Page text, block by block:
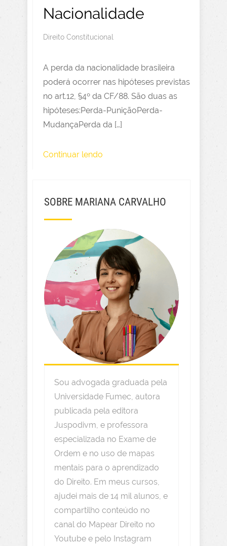
Nacionalidade
Direito Constitucional
A perda da nacionalidade brasileira
poderá ocorrer nas hipóteses previstas
no art.12, §4º da CF/88. São duas as
hipóteses:Perda-PuniçãoPerda-
MudançaPerda da […]
Continuar lendo
SOBRE MARIANA CARVALHO
Sou advogada graduada pela
Universidade Fumec, autora
publicada pela editora
Juspodivm, e professora
especializada no Exame de
Ordem e no uso de mapas
mentais para o aprendizado
do Direito. Em meus cursos,
ajudei mais de 14 mil alunos, e
compartilho conteúdo no
canal do Mapear Direito no
Youtube e pelo Instagram